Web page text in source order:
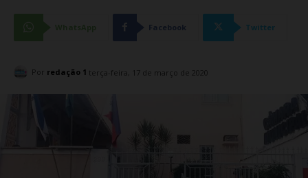
Facebook Twitter
Por redação 1 terça-feira, 17 de março de 2020